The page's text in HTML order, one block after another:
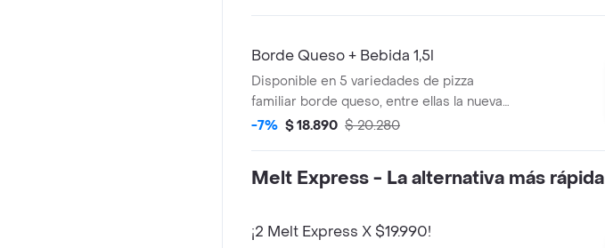
Borde Queso + Bebida 1,5l
Disponible en 5 variedades de pizza
familiar borde queso, entre ellas la nueva
holy criolla (queso, pimiento verde,
-7% $ 18.890 $ 20.280
Melt Express - La alternativa más rápida
¡2 Melt Express X $19.990!